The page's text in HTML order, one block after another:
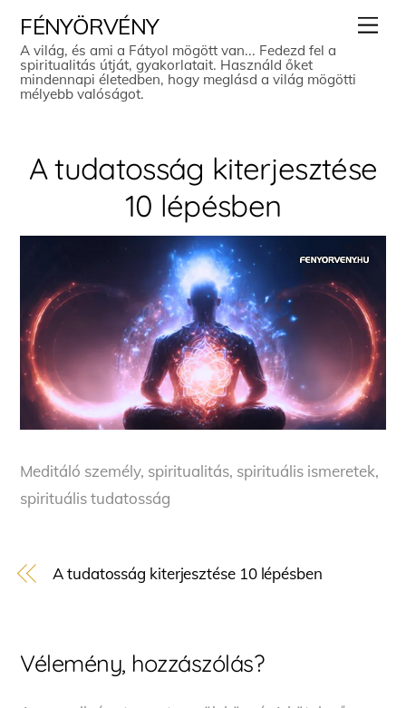
content
FÉNYÖRVÉNY
A világ, és ami a Fátyol mögött van... Fedezd fel a
spiritualitás útját, gyakorlatait. Használd őket
mindennapi életedben, hogy meglásd a világ mögötti
mélyebb valóságot.
A tudatosság kiterjesztése
10 lépésben
Meditáló személy, spiritualitás, spirituális ismeretek,
spirituális tudatosság
A tudatosság kiterjesztése 10 lépésben
Vélemény, hozzászólás?